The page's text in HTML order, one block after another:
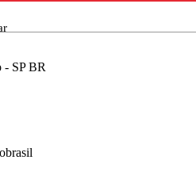
- SP BR